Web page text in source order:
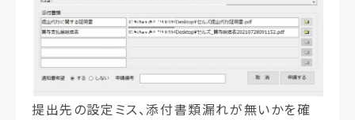
提出先の設定ミス、添付書類漏れが無いかを確